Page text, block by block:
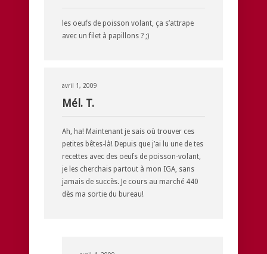
les oeufs de poisson volant, ça s’attrape
avec un filet à papillons ? ;)
avril 1, 2009
Mél. T.
Ah, ha! Maintenant je sais où trouver ces
petites bêtes-là! Depuis que j’ai lu une de tes
recettes avec des oeufs de poisson-volant,
je les cherchais partout à mon IGA, sans
jamais de succès. Je cours au marché 440
dès ma sortie du bureau!